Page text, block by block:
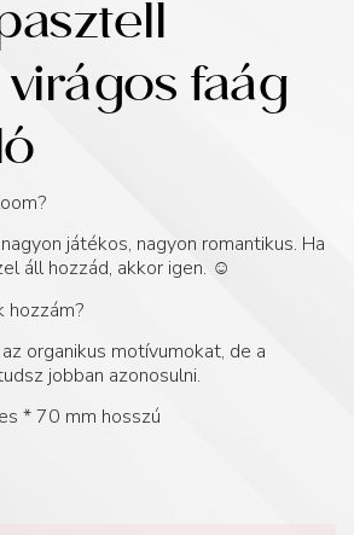
faág
játékos, nagyon romantikus. Ha
áll hozzád, akkor igen. ☺️
organikus motívumokat, de a
jobban azonosulni.
* 70 mm hosszú